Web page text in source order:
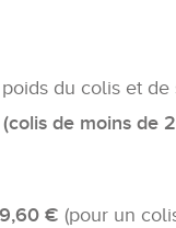
du colis et de
de moins de
9,60 € (pour un